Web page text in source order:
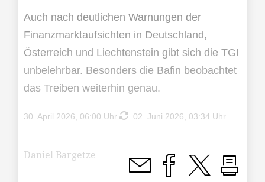
Auch nach deutlichen Warnungen der
Finanzmarktaufsichten in Deutschland,
Österreich und Liechtenstein gibt sich die TGI
unbelehrbar. Besonders die Bafin beobachtet
das Treiben weiterhin genau.
30. April 2026, 06:00 Uhr 02. Juni 2026, 03:34 Uhr
Daniel Bargetze